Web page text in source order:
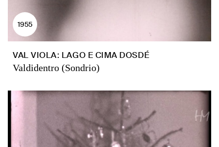
1955
VAL VIOLA: LAGO E CIMA DOSDÉ
Valdidentro (Sondrio)